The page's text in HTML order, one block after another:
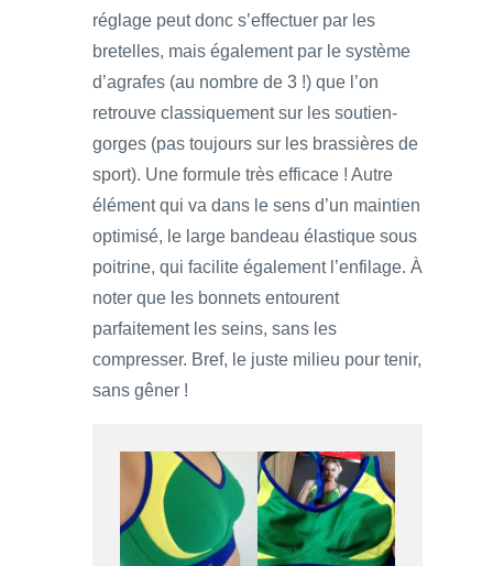
réglage peut donc s’effectuer par les
bretelles, mais également par le système
d’agrafes (au nombre de 3 !) que l’on
retrouve classiquement sur les soutien-
gorges (pas toujours sur les brassières de
sport). Une formule très efficace ! Autre
élément qui va dans le sens d’un maintien
optimisé, le large bandeau élastique sous
poitrine, qui facilite également l’enfilage. À
noter que les bonnets entourent
parfaitement les seins, sans les
compresser. Bref, le juste milieu pour tenir,
sans gêner !